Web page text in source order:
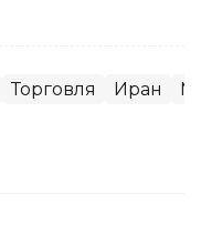
Торговля Иран